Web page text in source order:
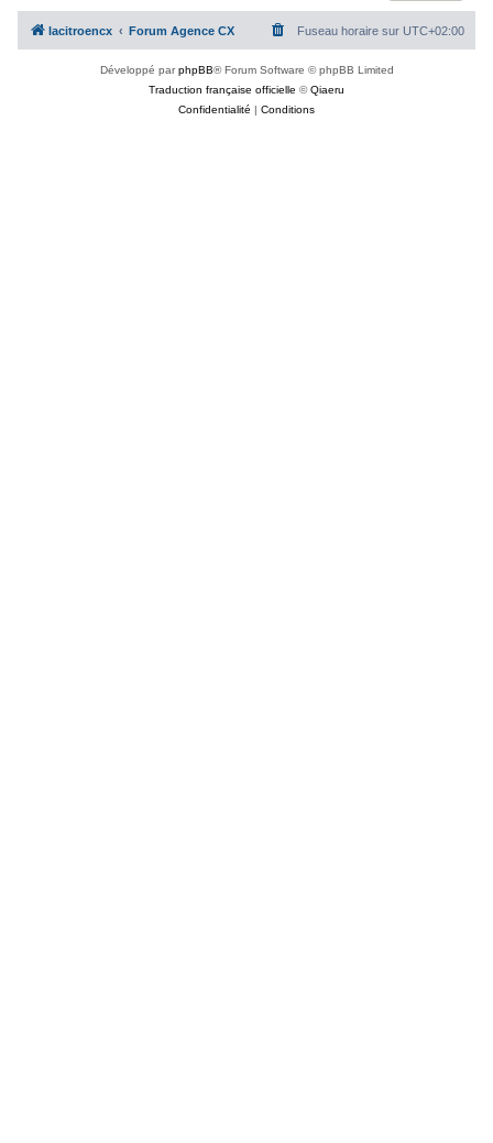
lacitroencx Forum Agence CX Fuseau horaire sur UTC+02:00
Développé parphpBB® Forum Software © phpBB Limited
Traduction française officielle ©Qiaeru
Confidentialité | Conditions